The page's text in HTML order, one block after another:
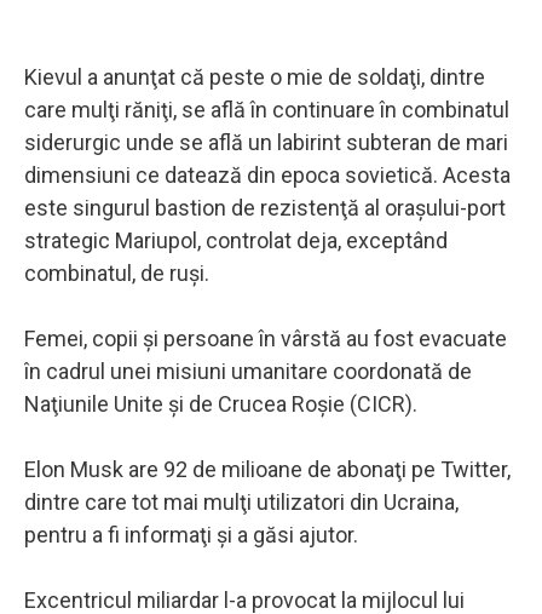
Kievul a anunţat că peste o mie de soldaţi, dintre
care mulţi răniţi, se află în continuare în combinatul
siderurgic unde se află un labirint subteran de mari
dimensiuni ce datează din epoca sovietică. Acesta
este singurul bastion de rezistenţă al oraşului-port
strategic Mariupol, controlat deja, exceptând
combinatul, de ruşi.
Femei, copii şi persoane în vârstă au fost evacuate
în cadrul unei misiuni umanitare coordonată de
Naţiunile Unite şi de Crucea Roşie (CICR).
Elon Musk are 92 de milioane de abonaţi pe Twitter,
dintre care tot mai mulţi utilizatori din Ucraina,
pentru a fi informaţi şi a găsi ajutor.
Excentricul miliardar l-a provocat la mijlocul lui